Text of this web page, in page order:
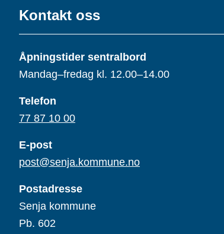
Kontakt oss
Åpningstider sentralbord
Mandag–fredag kl. 12.00–14.00
Telefon
77 87 10 00
E-post
post@senja.kommune.no
Postadresse
Senja kommune
Pb. 602